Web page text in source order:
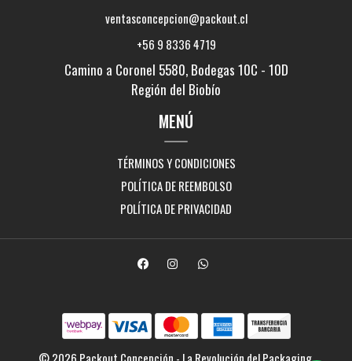
ventasconcepcion@packout.cl
+56 9 8336 4719
Camino a Coronel 5580, Bodegas 10C - 10D
Región del Biobío
MENÚ
TÉRMINOS Y CONDICIONES
POLÍTICA DE REEMBOLSO
POLÍTICA DE PRIVACIDAD